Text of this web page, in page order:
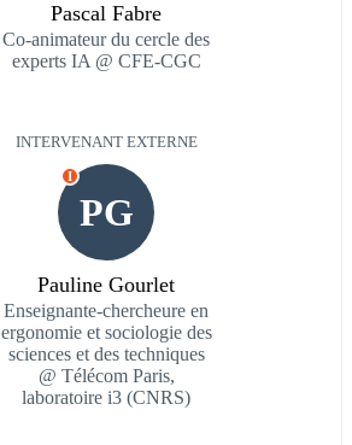
Pascal Fabre
Co-animateur du cercle des
experts IA @ CFE-CGC
INTERVENANT EXTERNE
PG
I
Pauline Gourlet
Enseignante-chercheure en
ergonomie et sociologie des
sciences et des techniques
@ Télécom Paris,
laboratoire i3 (CNRS)